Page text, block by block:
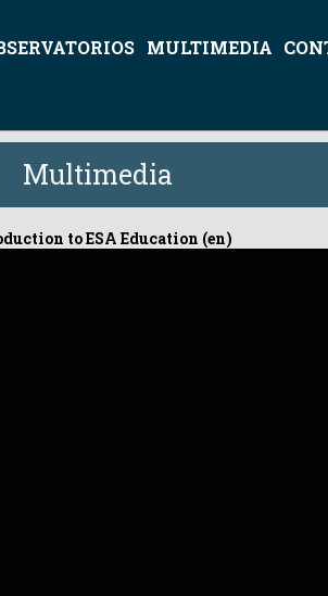
MULTIMEDIA
Multimedia
to ESA Education (en)